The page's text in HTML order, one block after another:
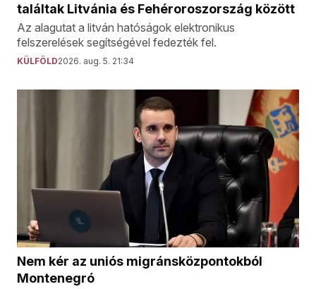
találtak Litvánia és Fehéroroszország között
Az alagutat a litván hatóságok elektronikus
felszerelések segítségével fedezték fel.
KÜLFÖLD2026. aug. 5. 21:34
Nem kér az uniós migránsközpontokból
Montenegró